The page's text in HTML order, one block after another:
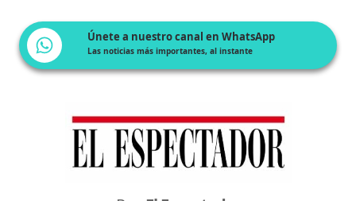
Únete a nuestro canal en WhatsApp
Las noticias más importantes, al instante